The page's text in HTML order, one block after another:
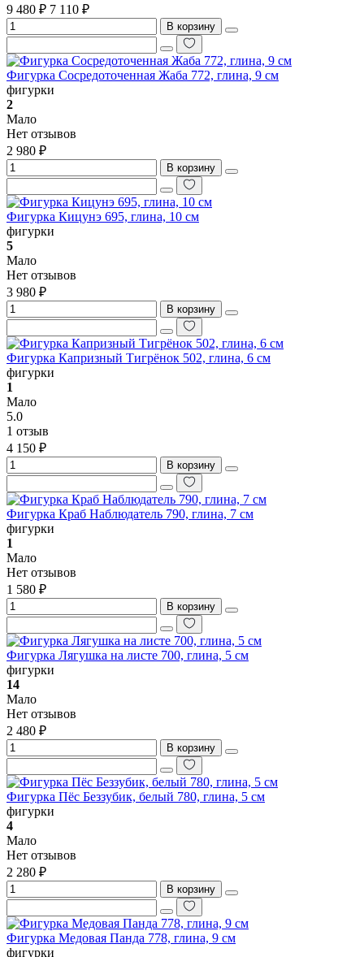
9 480 ₽ 7 110 ₽
В корзину
Фигурка Сосредоточенная Жаба 772, глина, 9 см
фигурки
2
Мало
Нет отзывов
2 980 ₽
В корзину
Фигурка Кицунэ 695, глина, 10 см
фигурки
5
Мало
Нет отзывов
3 980 ₽
В корзину
Фигурка Капризный Тигрёнок 502, глина, 6 см
фигурки
1
Мало
5.0
1 отзыв
4 150 ₽
В корзину
Фигурка Краб Наблюдатель 790, глина, 7 см
фигурки
1
Мало
Нет отзывов
1 580 ₽
В корзину
Фигурка Лягушка на листе 700, глина, 5 см
фигурки
14
Мало
Нет отзывов
2 480 ₽
В корзину
Фигурка Пёс Беззубик, белый 780, глина, 5 см
фигурки
4
Мало
Нет отзывов
2 280 ₽
В корзину
Фигурка Медовая Панда 778, глина, 9 см
фигурки